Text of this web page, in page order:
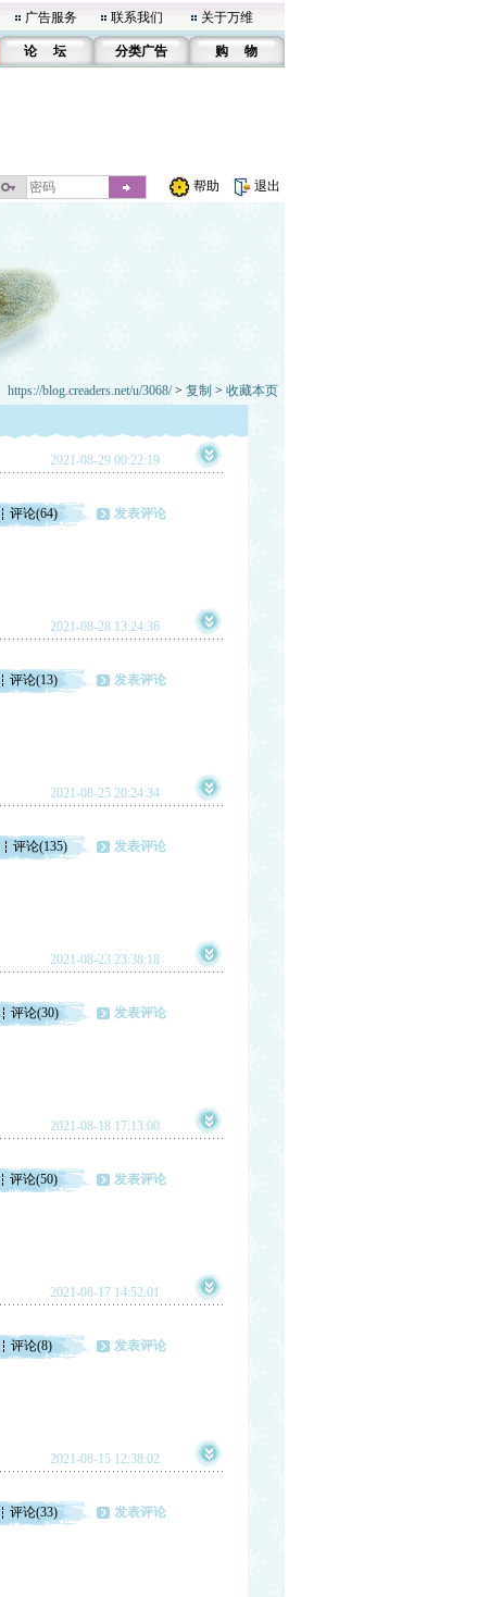
广告服务 联系我们 关于万维
论 坛 分类广告 购 物
帮助 退出
https://blog.creaders.net/u/3068/> 复制 > 收藏本页
2021-08-29 00:22:19
评论(64) 发表评论
2021-08-28 13:24:36
评论(13) 发表评论
2021-08-25 20:24:34
评论(135) 发表评论
2021-08-23 23:38:18
评论(30) 发表评论
2021-08-18 17:13:00
评论(50) 发表评论
2021-08-17 14:52:01
评论(8) 发表评论
2021-08-15 12:38:02
评论(33) 发表评论